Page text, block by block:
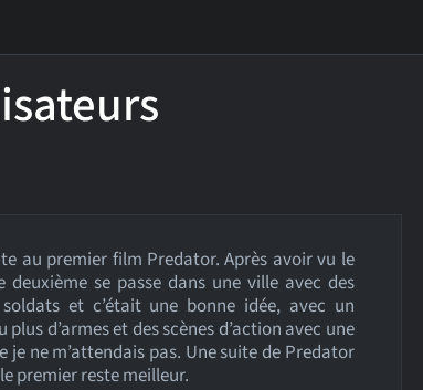
au premier film Predator. Après avoir vu le
se passe dans une ville avec des
et c’était une bonne idée, avec un
d’armes et des scènes d’action avec une
ne m’attendais pas. Une suite de Predator
premier reste meilleur.